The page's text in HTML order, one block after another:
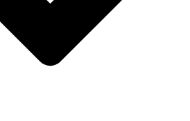
Streifzüge
von Harald Schwiers
mit Sigrid Balke
– Out of The Länd
Uli Rothfuss